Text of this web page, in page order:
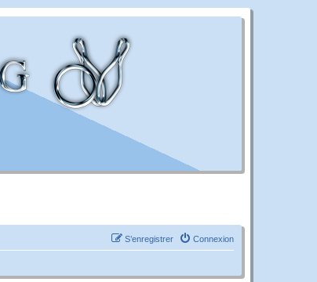
Connexion
S’enregistrer